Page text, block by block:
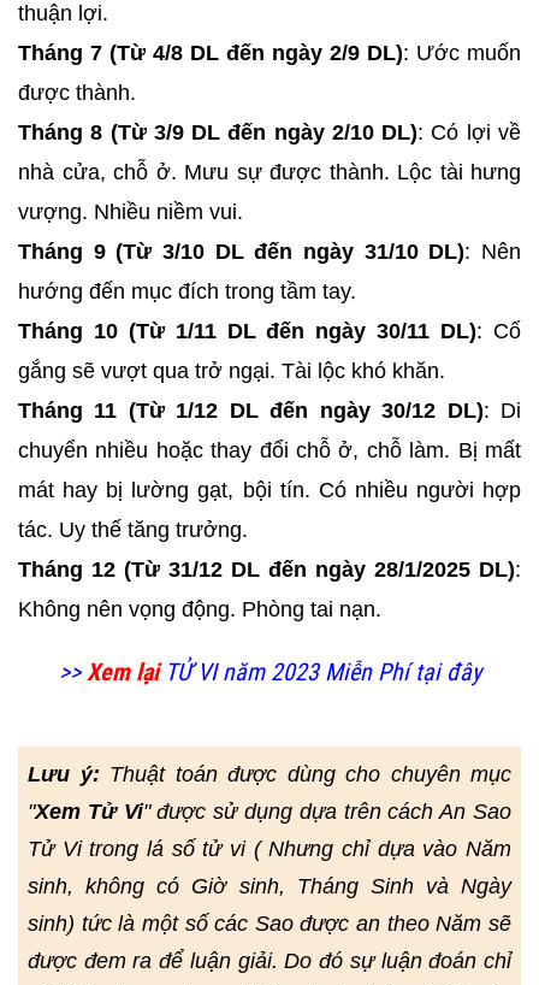
thuận lợi.
Tháng 7 (Từ 4/8 DL đến ngày 2/9 DL): Ước muốn
được thành.
Tháng 8 (Từ 3/9 DL đến ngày 2/10 DL): Có lợi về
nhà cửa, chỗ ở. Mưu sự được thành. Lộc tài hưng
vượng. Nhiều niềm vui.
Tháng 9 (Từ 3/10 DL đến ngày 31/10 DL): Nên
hướng đến mục đích trong tầm tay.
Tháng 10 (Từ 1/11 DL đến ngày 30/11 DL): Cố
gắng sẽ vượt qua trở ngại. Tài lộc khó khăn.
Tháng 11 (Từ 1/12 DL đến ngày 30/12 DL): Di
chuyển nhiều hoặc thay đổi chỗ ở, chỗ làm. Bị mất
mát hay bị lường gạt, bội tín. Có nhiều người hợp
tác. Uy thế tăng trưởng.
Tháng 12 (Từ 31/12 DL đến ngày 28/1/2025 DL):
Không nên vọng động. Phòng tai nạn.
>>Xem lạiTỬ VI năm 2023 Miễn Phí tại đây
Lưu ý: Thuật toán được dùng cho chuyên mục
"Xem Tử Vi" được sử dụng dựa trên cách An Sao
Tử Vi trong lá số tử vi ( Nhưng chỉ dựa vào Năm
sinh, không có Giờ sinh, Tháng Sinh và Ngày
sinh) tức là một số các Sao được an theo Năm sẽ
được đem ra để luận giải. Do đó sự luận đoán chỉ